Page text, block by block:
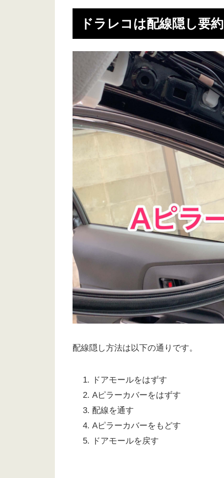
ドラレコは配線隠し要約
配線隠し方法は以下の通りです。
ドアモールをはずす
Aピラーカバーをはずす
配線を通す
Aピラーカバーをもどす
ドアモールを戻す